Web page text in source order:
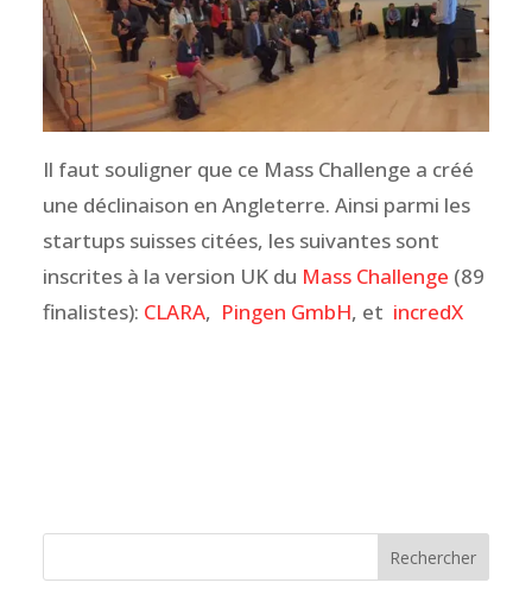
Il faut souligner que ce Mass Challenge a créé
une déclinaison en Angleterre. Ainsi parmi les
startups suisses citées, les suivantes sont
inscrites à la version UK du Mass Challenge (89
finalistes): CLARA, Pingen GmbH, et incredX